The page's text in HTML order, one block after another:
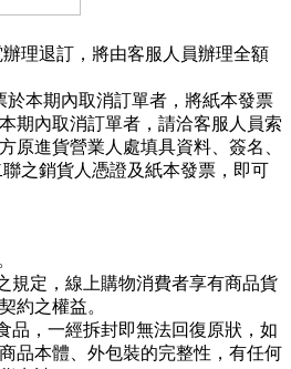
理退訂，將由客服人員辦理全額
本期內取消訂單者，將紙本發票
期內取消訂單者，請洽客服人員索
原進貨營業人處填具資料、簽名、
之銷貨人憑證及紙本發票，即可
規定，線上購物消費者享有商品貨
約之權益。
品，一經拆封即無法回復原狀，如
品本體、外包裝的完整性，有任何